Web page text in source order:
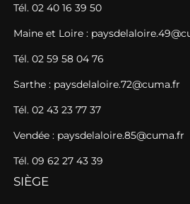
Tél. 02 40 16 39 50
Maine et Loire :
Tél. 02 59 58 04 76
Sarthe : paysdelaloire.72@cuma.fr
Tél. 02 43 23 77 37
Vendée : paysdelaloire.85@cuma.fr
Tél. 09 62 27 43 39
SIÈGE